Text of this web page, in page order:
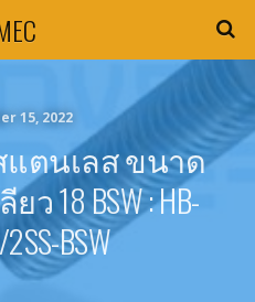
15, 2022
แตนเลส ขนาด
ยว 18 BSW : HB-
BSW